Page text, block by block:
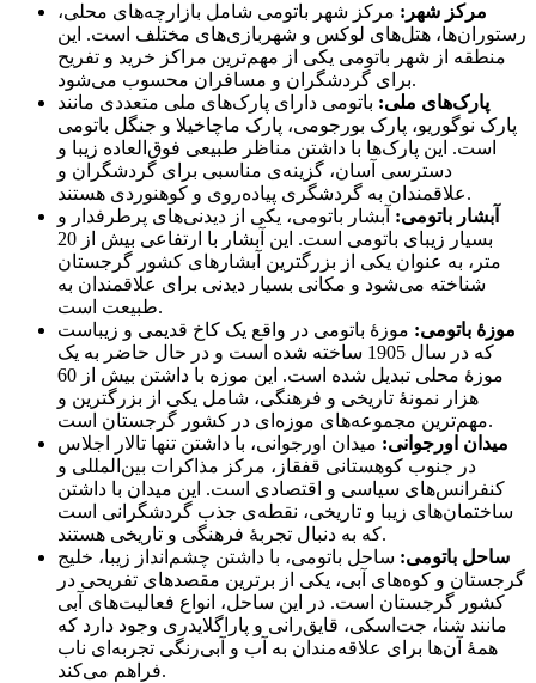
مرکز شهر: مرکز شهر باتومی شامل بازارچه‌های محلی،
رستوران‌ها، هتل‌های لوکس و شهربازی‌های مختلف است. این
منطقه از شهر باتومی یکی از مهم‌ترین مراکز خرید و تفریح
برای گردشگران و مسافران محسوب می‌شود.
پارک‌های ملی: باتومی دارای پارک‌های ملی متعددی مانند
پارک نوگوریو، پارک بورجومی، پارک ماچاخیلا و جنگل باتومی
است. این پارک‌ها با داشتن مناظر طبیعی فوق‌العاده زیبا و
دسترسی آسان، گزینه‌ی مناسبی برای گردشگران و
علاقمندان به گردشگری پیاده‌روی و کوهنوردی هستند.
آبشار باتومی: آبشار باتومی، یکی از دیدنی‌های پرطرفدار و
بسیار زیبای باتومی است. این آبشار با ارتفاعی بیش از 20
متر، به عنوان یکی از بزرگترین آبشارهای کشور گرجستان
شناخته می‌شود و مکانی بسیار دیدنی برای علاقمندان به
طبیعت است.
موزهٔ باتومی: موزهٔ باتومی در واقع یک کاخ قدیمی و زیباست
که در سال 1905 ساخته شده است و در حال حاضر به یک
موزهٔ محلی تبدیل شده است. این موزه با داشتن بیش از 60
هزار نمونهٔ تاریخی و فرهنگی، شامل یکی از بزرگترین و
مهم‌ترین مجموعه‌های موزه‌ای در کشور گرجستان است.
میدان اورجوانی: میدان اورجوانی، با داشتن تنها تالار اجلاس
در جنوب کوهستانی قفقاز، مرکز مذاکرات بین‌المللی و
کنفرانس‌های سیاسی و اقتصادی است. این میدان با داشتن
ساختمان‌های زیبا و تاریخی، نقطه‌ی جذب گردشگرانی است
که به دنبال تجربهٔ فرهنگی و تاریخی هستند.
ساحل باتومی: ساحل باتومی، با داشتن چشم‌انداز زیبا، خلیج
گرجستان و کوه‌های آبی، یکی از برترین مقصدهای تفریحی در
کشور گرجستان است. در این ساحل، انواع فعالیت‌های آبی
مانند شنا، جت‌اسکی، قایق‌رانی و پاراگلایدری وجود دارد که
همهٔ آن‌ها برای علاقه‌مندان به آب و آبی‌رنگی تجربه‌ای ناب
فراهم می‌کند.